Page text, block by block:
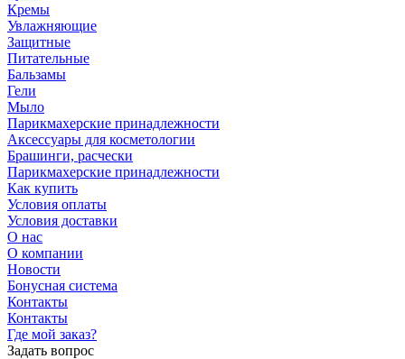
Кремы
Увлажняющие
Защитные
Питательные
Бальзамы
Гели
Мыло
Парикмахерские принадлежности
Аксессуары для косметологии
Брашинги, расчески
Парикмахерские принадлежности
Как купить
Условия оплаты
Условия доставки
О нас
О компании
Новости
Бонусная система
Контакты
Контакты
Где мой заказ?
Задать вопрос